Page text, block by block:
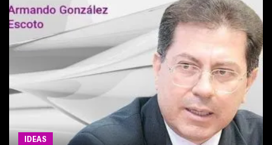
IDEAS